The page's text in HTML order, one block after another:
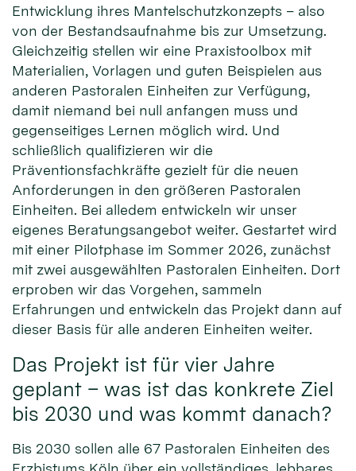
Entwicklung ihres Mantelschutzkonzepts – also
von der Bestandsaufnahme bis zur Umsetzung.
Gleichzeitig stellen wir eine Praxistoolbox mit
Materialien, Vorlagen und guten Beispielen aus
anderen Pastoralen Einheiten zur Verfügung,
damit niemand bei null anfangen muss und
gegenseitiges Lernen möglich wird. Und
schließlich qualifizieren wir die
Präventionsfachkräfte gezielt für die neuen
Anforderungen in den größeren Pastoralen
Einheiten. Bei alledem entwickeln wir unser
eigenes Beratungsangebot weiter. Gestartet wird
mit einer Pilotphase im Sommer 2026, zunächst
mit zwei ausgewählten Pastoralen Einheiten. Dort
erproben wir das Vorgehen, sammeln
Erfahrungen und entwickeln das Projekt dann auf
dieser Basis für alle anderen Einheiten weiter.
Das Projekt ist für vier Jahre
geplant – was ist das konkrete Ziel
bis 2030 und was kommt danach?
Bis 2030 sollen alle 67 Pastoralen Einheiten des